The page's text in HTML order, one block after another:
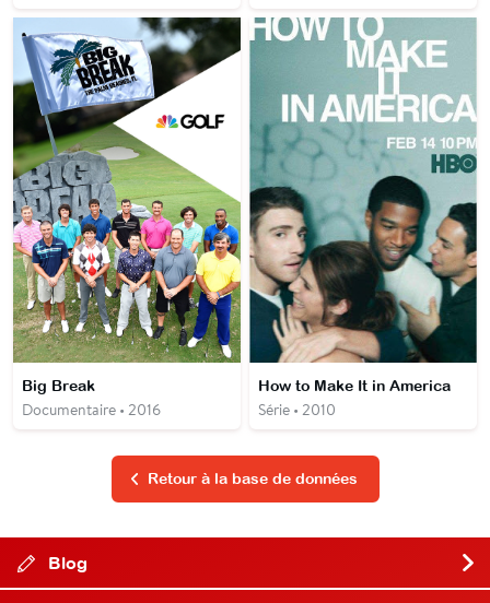
Big Break
Documentaire • 2016
How to Make It in America
Série • 2010
Retour à la base de données
Blog